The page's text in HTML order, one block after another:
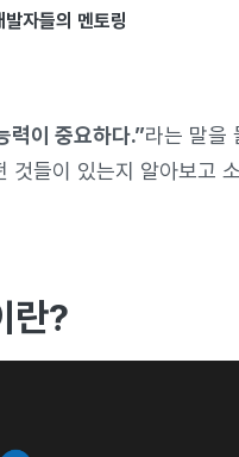
자들의 멘토링
력이 중요하다.”라는 말을
것들이 있는지 알아보고
란?